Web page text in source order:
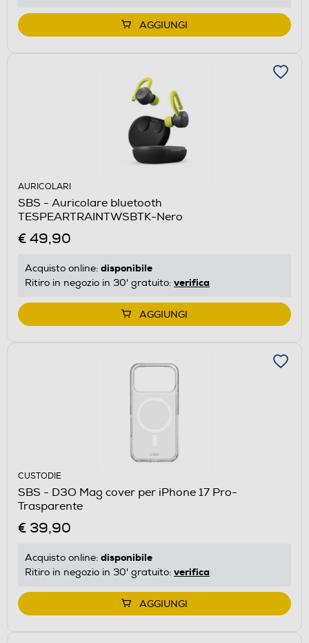
AGGIUNGI
AURICOLARI
SBS - Auricolare bluetooth
TESPEARTRAINTWSBTK-Nero
€ 49,90
Acquisto online: disponibile
Ritiro in negozio in 30' gratuito: verifica
AGGIUNGI
CUSTODIE
SBS - D3O Mag cover per iPhone 17 Pro-
Trasparente
€ 39,90
Acquisto online: disponibile
Ritiro in negozio in 30' gratuito: verifica
AGGIUNGI